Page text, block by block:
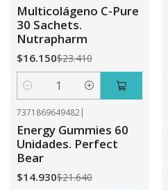
Multicolágeno C-Pure
30 Sachets.
Nutrapharm
$16.150$23.410
Cantidad
7371869649482|
Energy Gummies 60
Unidades. Perfect
Bear
$14.930$21.640